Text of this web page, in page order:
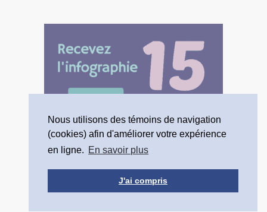
Nous utilisons des témoins de navigation
(cookies) afin d'améliorer votre expérience
en ligne. En savoir plus
J'ai compris